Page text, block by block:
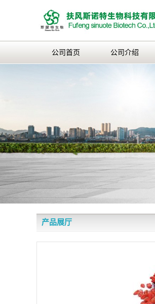
公司首页 公司介绍
产品展厅